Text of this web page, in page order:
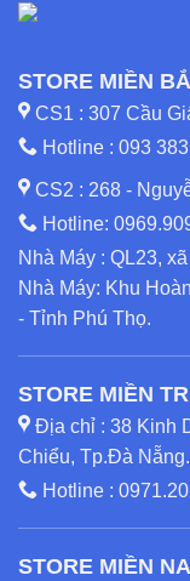
STORE MIỀN
CS1 : 307 Cầu
Hotline : 093
CS2 : 268 -
Hotline:
Nhà Máy : QL23,
Nhà Máy: Khu
- Tỉnh Phú Thọ.
STORE MIỀN
Địa chỉ : 38 Kinh
Chiểu, Tp.Đà Nẵng.
Hotline :
STORE MIỀN